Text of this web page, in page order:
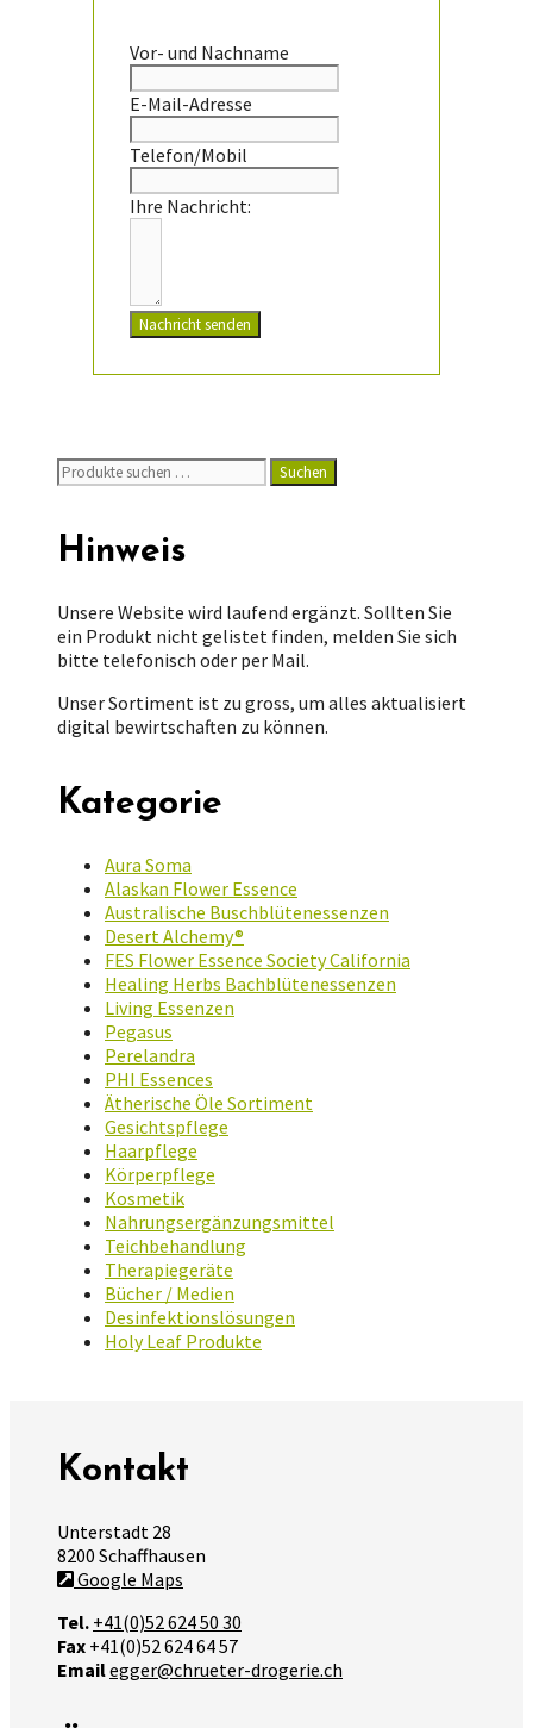
Vor- und Nachname
E-Mail-Adresse
Telefon/Mobil
Ihre Nachricht:
Nachricht senden
Suchen
nach:
Suchen
Hinweis
Unsere Website wird laufend ergänzt. Sollten Sie
ein Produkt nicht gelistet finden, melden Sie sich
bitte telefonisch oder per Mail.
Unser Sortiment ist zu gross, um alles aktualisiert
digital bewirtschaften zu können.
Kategorie
Aura Soma
Alaskan Flower Essence
Australische Buschblütenessenzen
Desert Alchemy®
FES Flower Essence Society California
Healing Herbs Bachblütenessenzen
Living Essenzen
Pegasus
Perelandra
PHI Essences
Ätherische Öle Sortiment
Gesichtspflege
Haarpflege
Körperpflege
Kosmetik
Nahrungsergänzungsmittel
Teichbehandlung
Therapiegeräte
Bücher / Medien
Desinfektionslösungen
Holy Leaf Produkte
Kontakt
Unterstadt 28
8200 Schaffhausen
Google Maps
Tel. +41(0)52 624 50 30
Fax +41(0)52 624 64 57
Emailegger@chrueter-drogerie.ch